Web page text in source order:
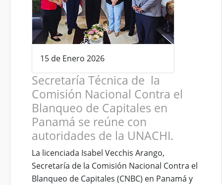
15 de Enero 2026
Secretaría Técnica de la
Comisión Nacional Contra el
Blanqueo de Capitales en
Panamá se reúne con
autoridades de la UNACHI.
La licenciada Isabel Vecchis Arango,
Secretaría de la Comisión Nacional Contra el
Blanqueo de Capitales (CNBC) en Panamá y